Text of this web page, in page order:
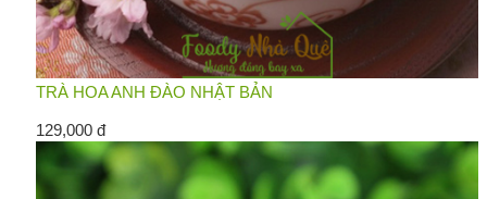
TRÀ HOA ANH ĐÀO NHẬT BẢN
129,000 đ